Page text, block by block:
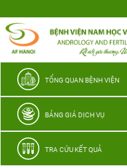
thương
TỔNG QUAN BỆNH VIỆN
BẢNG GIÁ DỊCH VỤ
TRA CỨU KẾT QUẢ